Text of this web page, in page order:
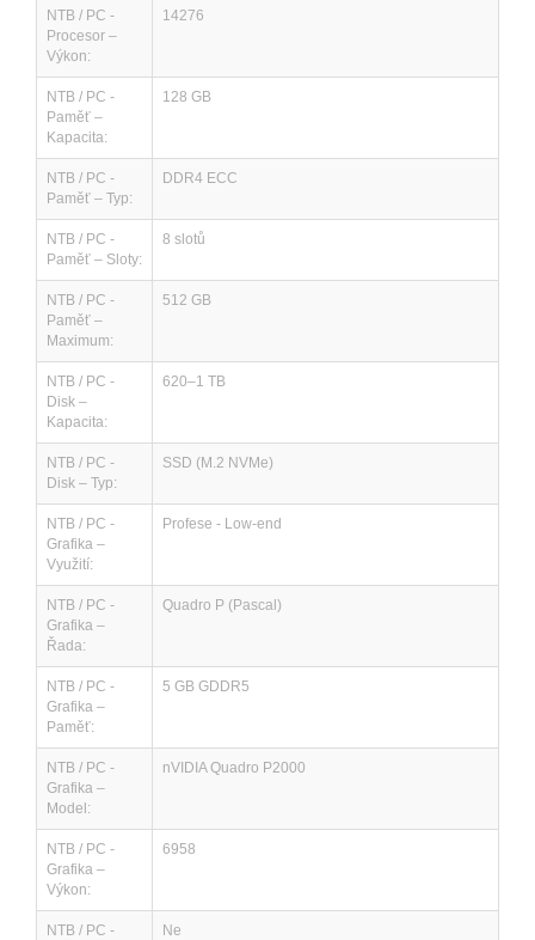
NTB / PC -
Procesor –
Výkon:
14276
NTB / PC -
Paměť –
Kapacita:
128 GB
NTB / PC -
Paměť – Typ:
DDR4 ECC
NTB / PC -
Paměť – Sloty:
8 slotů
NTB / PC -
Paměť –
Maximum:
512 GB
NTB / PC -
Disk –
Kapacita:
620–1 TB
NTB / PC -
Disk – Typ:
SSD (M.2 NVMe)
NTB / PC -
Grafika –
Využití:
Profese - Low-end
NTB / PC -
Grafika –
Řada:
Quadro P (Pascal)
NTB / PC -
Grafika –
Paměť:
5 GB GDDR5
NTB / PC -
Grafika –
Model:
nVIDIA Quadro P2000
NTB / PC -
Grafika –
Výkon:
6958
NTB / PC -
Ne